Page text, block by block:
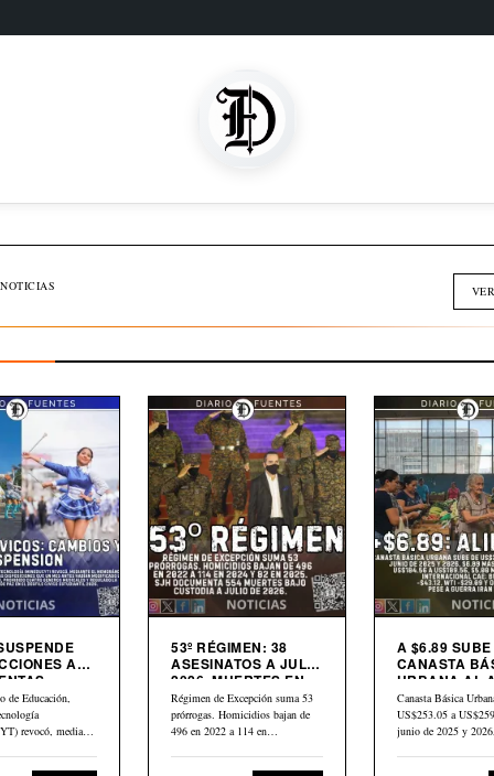
A
de Educación,
revocó, mediante
53º RÉGIMEN: 38
ASESINATOS A JULIO
2026. MUERTES EN
CÁRCEL: “554”
Régimen de Excepción suma 53
prórrogas. Homicidios bajan de
496 en 2022 a 114 en…
A $6.89 SUBE
CANASTA
URBANA AL
PETRÓLEO
CAE $43
ABRIL
Canasta Básica
US$253.05 a
junio de 2025 y